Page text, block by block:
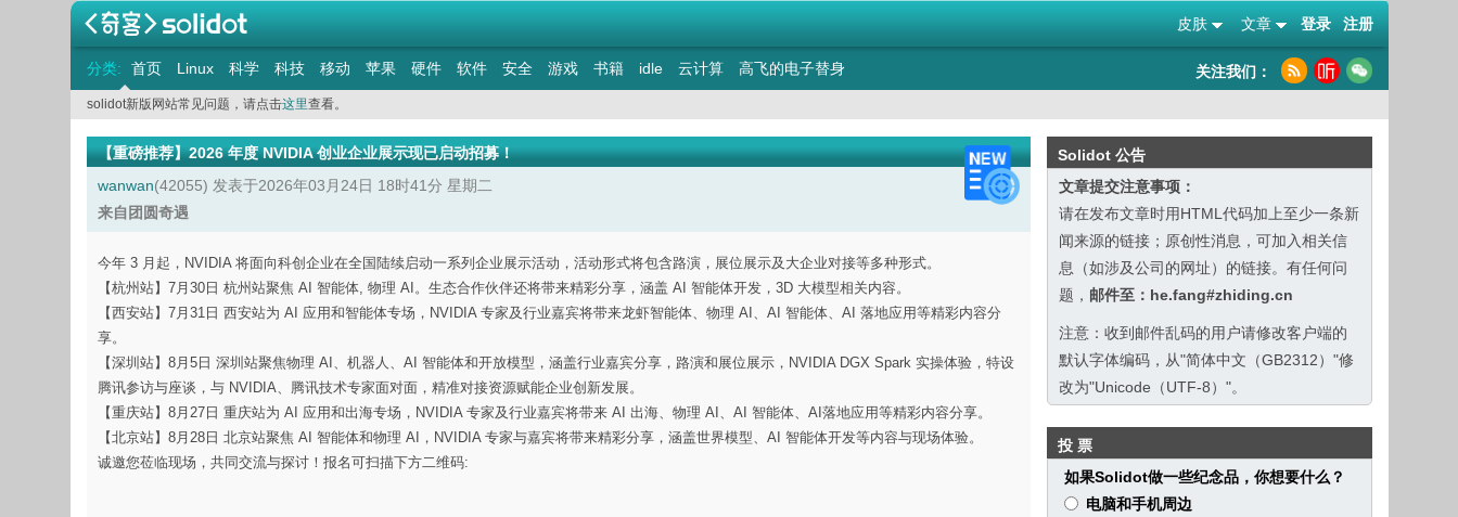
登录 注册
文章
皮肤
分类: 首页 Linux 科学 科技 移动 苹果 硬件 软件 安全 游戏 书籍 idle 云计算 高飞的电子替身 关注我们：
solidot新版网站常见问题，请点击这里查看。
Solidot 公告
文章提交注意事项：
请在发布文章时用HTML代码加上至少一条新
闻来源的链接；原创性消息，可加入相关信
息（如涉及公司的网址）的链接。有任何问
题， 邮件至：he.fang#zhiding.cn
注意：收到邮件乱码的用户请修改客户端的
默认字体编码，从"简体中文（GB2312）"修
改为"Unicode（UTF-8）"。
投 票
如果Solidot做一些纪念品，你想要什么？
电脑和手机周边
【重磅推荐】2026 年度 NVIDIA 创业企业展示现已启动招募！
wanwan(42055) 发表于2026年03月24日 18时41分 星期二
来自团圆奇遇
今年 3 月起，NVIDIA 将面向科创企业在全国陆续启动一系列企业展示活动，活动形式将包含路演，展位展示及大企业对接等多种形式。
【杭州站】7月30日 杭州站聚焦 AI 智能体, 物理 AI。生态合作伙伴还将带来精彩分享，涵盖 AI 智能体开发，3D 大模型相关内容。
【西安站】7月31日 西安站为 AI 应用和智能体专场，NVIDIA 专家及行业嘉宾将带来龙虾智能体、物理 AI、AI 智能体、AI 落地应用等精彩内容分
享。
【深圳站】8月5日 深圳站聚焦物理 AI、机器人、AI 智能体和开放模型，涵盖行业嘉宾分享，路演和展位展示，NVIDIA DGX Spark 实操体验，特设
腾讯参访与座谈，与 NVIDIA、腾讯技术专家面对面，精准对接资源赋能企业创新发展。
【重庆站】8月27日 重庆站为 AI 应用和出海专场，NVIDIA 专家及行业嘉宾将带来 AI 出海、物理 AI、AI 智能体、AI落地应用等精彩内容分享。
【北京站】8月28日 北京站聚焦 AI 智能体和物理 AI，NVIDIA 专家与嘉宾将带来精彩分享，涵盖世界模型、AI 智能体开发等内容与现场体验。
诚邀您莅临现场，共同交流与探讨！报名可扫描下方二维码: